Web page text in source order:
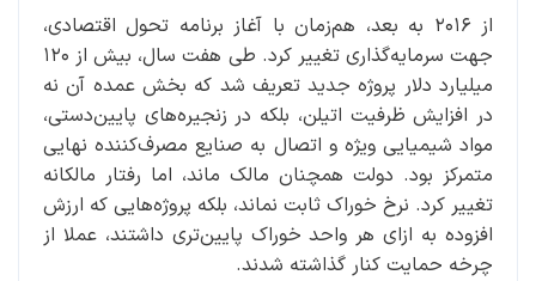
از ۲۰۱۶ به بعد، هم‌زمان با آغاز برنامه تحول اقتصادی،
جهت سرمایه‌گذاری تغییر کرد. طی هفت سال، بیش از ۱۲۰
میلیارد دلار پروژه جدید تعریف شد که بخش عمده آن نه
در افزایش ظرفیت اتیلن، بلکه در زنجیره‌های پایین‌دستی،
مواد شیمیایی ویژه و اتصال به صنایع مصرف‌کننده نهایی
متمرکز بود. دولت همچنان مالک ماند، اما رفتار مالکانه
تغییر کرد. نرخ خوراک ثابت نماند، بلکه پروژه‌هایی که ارزش
افزوده به ازای هر واحد خوراک پایین‌تری داشتند، عملا از
چرخه حمایت کنار گذاشته شدند.